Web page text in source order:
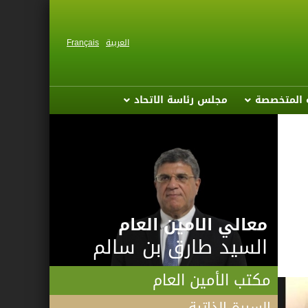
العربية Français
المتخصصة مجلس رئاسة الاتحاد
معالي الامين العام
السيد طارق بن سالم
مكتب الأمين العام